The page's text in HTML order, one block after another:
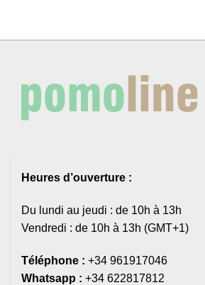
Heures d’ouverture :
Du lundi au jeudi : de 10h à 13h
Vendredi : de 10h à 13h (GMT+1)
Téléphone : +34 961917046
Whatsapp : +34 622817812